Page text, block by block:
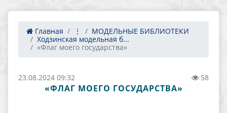
Главная ⋮
МОДЕЛЬНЫЕ БИБЛИОТЕКИ
Ходзинская модельная б...
«Флаг моего государства»
23.08.2024 09:32 58
«ФЛАГ МОЕГО ГОСУДАРСТВА»